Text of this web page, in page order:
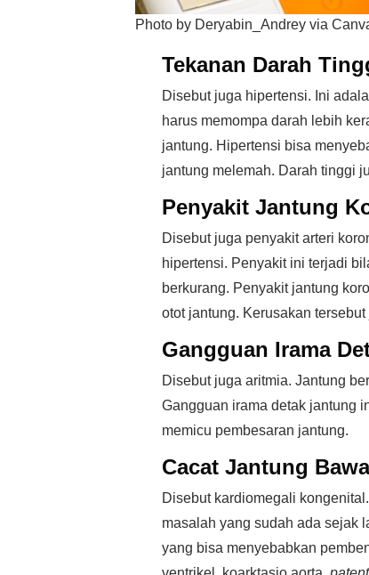
Photo by Deryabin_Andrey via
Tekanan Darah
Disebut juga hipertensi. Ini
harus memompa darah lebih
jantung. Hipertensi bisa
jantung melemah. Darah tinggi
Penyakit Jantung
Disebut juga penyakit arteri
hipertensi. Penyakit ini terjadi
berkurang. Penyakit jantung
otot jantung. Kerusakan
Gangguan Irama
Disebut juga aritmia. Jantung
Gangguan irama detak jantung
memicu pembesaran jantung.
Cacat Jantung
Disebut kardiomegali
masalah yang sudah ada sejak
yang bisa menyebabkan